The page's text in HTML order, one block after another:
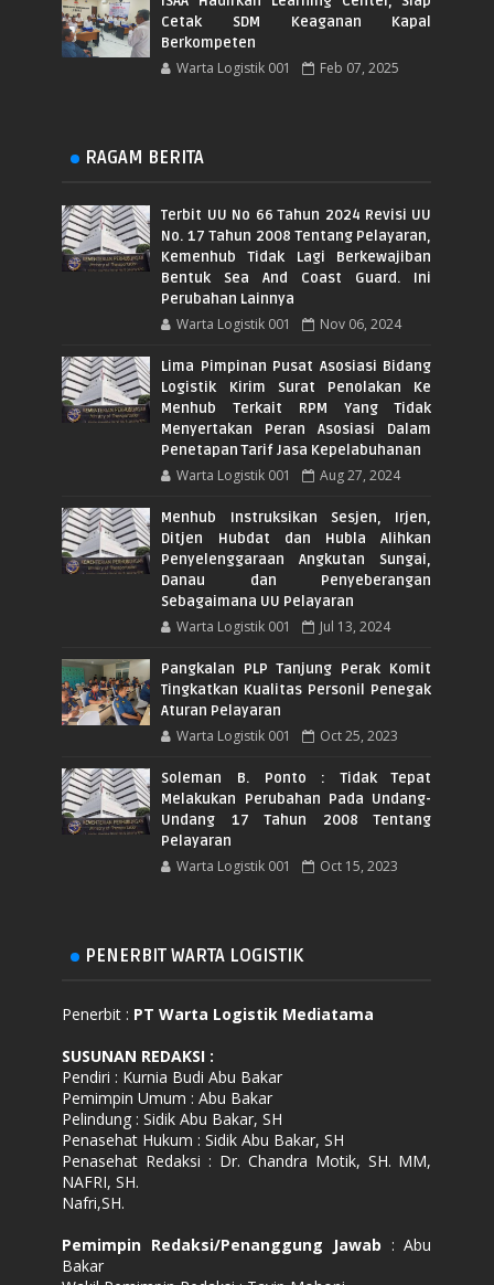
Cetak SDM Keaganan Kapal
Berkompeten
Warta Logistik 001 Feb 07, 2025
RAGAM BERITA
Terbit UU No 66 Tahun 2024 Revisi UU
No. 17 Tahun 2008 Tentang Pelayaran,
Kemenhub Tidak Lagi Berkewajiban
Bentuk Sea And Coast Guard. Ini
Perubahan Lainnya
Warta Logistik 001 Nov 06, 2024
Lima Pimpinan Pusat Asosiasi Bidang
Logistik Kirim Surat Penolakan Ke
Menhub Terkait RPM Yang Tidak
Menyertakan Peran Asosiasi Dalam
Penetapan Tarif Jasa Kepelabuhanan
Warta Logistik 001 Aug 27, 2024
Menhub Instruksikan Sesjen, Irjen,
Ditjen Hubdat dan Hubla Alihkan
Penyelenggaraan Angkutan Sungai,
Danau dan Penyeberangan
Sebagaimana UU Pelayaran
Warta Logistik 001 Jul 13, 2024
Pangkalan PLP Tanjung Perak Komit
Tingkatkan Kualitas Personil Penegak
Aturan Pelayaran
Warta Logistik 001 Oct 25, 2023
Soleman B. Ponto : Tidak Tepat
Melakukan Perubahan Pada Undang-
Undang 17 Tahun 2008 Tentang
Pelayaran
Warta Logistik 001 Oct 15, 2023
PENERBIT WARTA LOGISTIK
Penerbit : PT Warta Logistik Mediatama
SUSUNAN REDAKSI :
Pendiri : Kurnia Budi Abu Bakar
Pemimpin Umum : Abu Bakar
Pelindung : Sidik Abu Bakar, SH
Penasehat Hukum : Sidik Abu Bakar, SH
Penasehat Redaksi : Dr. Chandra Motik, SH. MM,
NAFRI, SH.
Nafri,SH.
Pemimpin Redaksi/Penanggung Jawab : Abu
Bakar